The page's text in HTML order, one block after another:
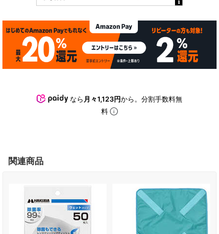
なら 月々1,123円から。分割手数料無
料
関連商品